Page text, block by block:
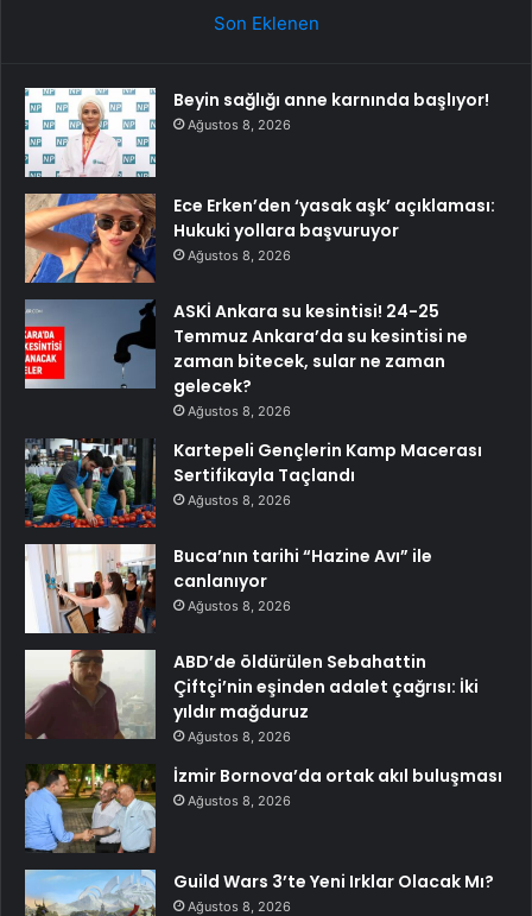
Son Eklenen
Beyin sağlığı anne karnında başlıyor!
Ağustos 8, 2026
Ece Erken’den ‘yasak aşk’ açıklaması:
Hukuki yollara başvuruyor
Ağustos 8, 2026
ASKİ Ankara su kesintisi! 24-25
Temmuz Ankara’da su kesintisi ne
zaman bitecek, sular ne zaman
gelecek?
Ağustos 8, 2026
Kartepeli Gençlerin Kamp Macerası
Sertifikayla Taçlandı
Ağustos 8, 2026
Buca’nın tarihi “Hazine Avı” ile
canlanıyor
Ağustos 8, 2026
ABD’de öldürülen Sebahattin
Çiftçi’nin eşinden adalet çağrısı: İki
yıldır mağduruz
Ağustos 8, 2026
İzmir Bornova’da ortak akıl buluşması
Ağustos 8, 2026
Guild Wars 3’te Yeni Irklar Olacak Mı?
Ağustos 8, 2026